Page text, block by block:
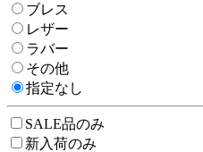
ブレス
レザー
ラバー
その他
指定なし
SALE品のみ
新入荷のみ